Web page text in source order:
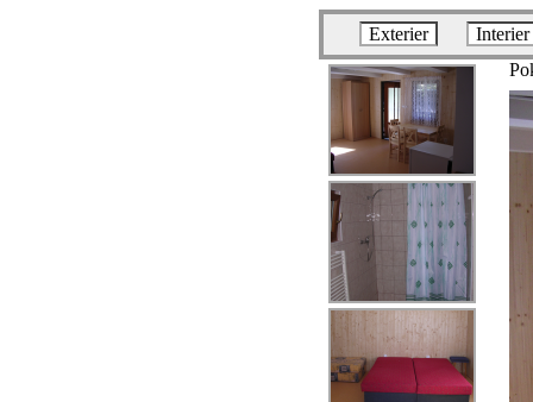
Exterier Interier